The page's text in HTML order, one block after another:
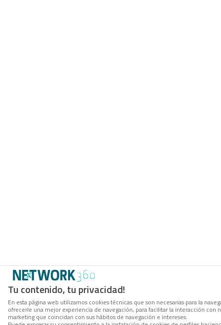
Tu contenido, tu privacidad!
En esta página web utilizamos cookies técnicas que son necesarias para la
ofrecerle una mejor experiencia de navegación, para facilitar la interacción
marketing que coincidan con sus hábitos de navegación e intereses.